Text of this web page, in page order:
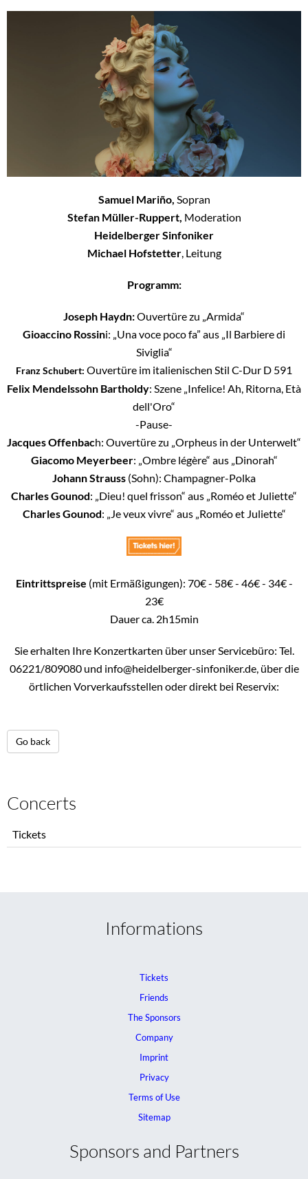
Samuel Mariño, Sopran
Stefan Müller-Ruppert, Moderation
Heidelberger Sinfoniker
Michael Hofstetter, Leitung
Programm:
Joseph Haydn:Ouvertüre zu „Armida“
Gioaccino Rossini: „Una voce poco fa” aus „Il Barbiere di
Siviglia“
Franz Schubert: Ouvertüre im italienischen Stil C-Dur D 591
Felix Mendelssohn Bartholdy: Szene „Infelice! Ah, Ritorna, Età
dell'Oro“
-Pause-
Jacques Offenbach: Ouvertüre zu „Orpheus in der Unterwelt“
Giacomo Meyerbeer: „Ombre légère“ aus „Dinorah“
Johann Strauss (Sohn): Champagner-Polka
Charles Gounod: „Dieu! quel frisson“ aus „Roméo et Juliette“
Charles Gounod: „Je veux vivre“ aus „Roméo et Juliette“
Eintrittspreise (mit Ermäßigungen): 70€ - 58€ - 46€ - 34€ -
23€
Dauer ca. 2h15min
Sie erhalten Ihre Konzertkarten über unser Servicebüro: Tel.
06221/809080 und info@heidelberger-sinfoniker.de, über die
örtlichen Vorverkaufsstellen oder direkt bei Reservix:
Go back
Concerts
navigation
Tickets
Informations
Tickets
Friends
The Sponsors
Company
Imprint
Privacy
Terms of Use
Sitemap
Sponsors and Partners